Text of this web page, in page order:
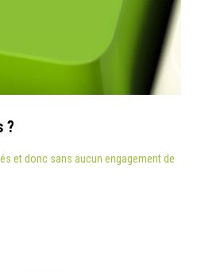
?
et donc sans aucun engagement de